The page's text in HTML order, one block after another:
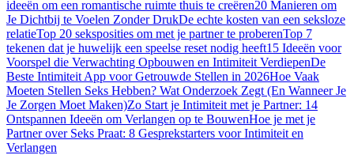
ideeën om een romantische ruimte thuis te creëren20 Manieren om
Je Dichtbij te Voelen Zonder DrukDe echte kosten van een seksloze
relatieTop 20 seksposities om met je partner te proberenTop 7
tekenen dat je huwelijk een speelse reset nodig heeft15 Ideeën voor
Voorspel die Verwachting Opbouwen en Intimiteit VerdiepenDe
Beste Intimiteit App voor Getrouwde Stellen in 2026Hoe Vaak
Moeten Stellen Seks Hebben? Wat Onderzoek Zegt (En Wanneer Je
Je Zorgen Moet Maken)Zo Start je Intimiteit met je Partner: 14
Ontspannen Ideeën om Verlangen op te BouwenHoe je met je
Partner over Seks Praat: 8 Gesprekstarters voor Intimiteit en
Verlangen